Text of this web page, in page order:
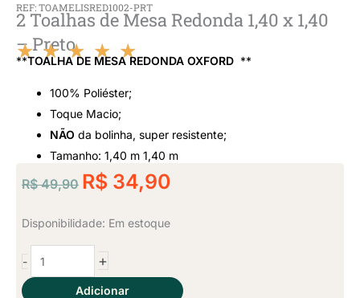
REF: TOAMELISRED1002-PRT
2 Toalhas de Mesa Redonda 1,40 x 1,40
– Preto
★ ★ ★ ★ ★
Classificado
5
de
5
**TOALHA DE MESA REDONDA OXFORD **
100% Poliéster;
Toque Macio;
NÃO da bolinha, super resistente;
Tamanho: 1,40 m 1,40 m
R$49,90
O
original
era:
R$ 49,90.
R$ 34,90
atual
Disponibilidade: Em estoque
-
2
Toalhas
de
+
Adicionar